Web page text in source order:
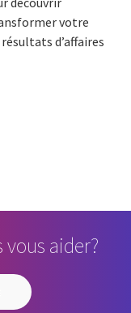
votre
d’affaires
aider?